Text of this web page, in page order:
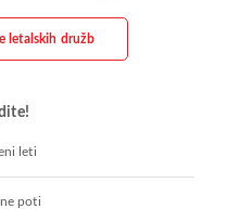
letalskih družb
leti
poti